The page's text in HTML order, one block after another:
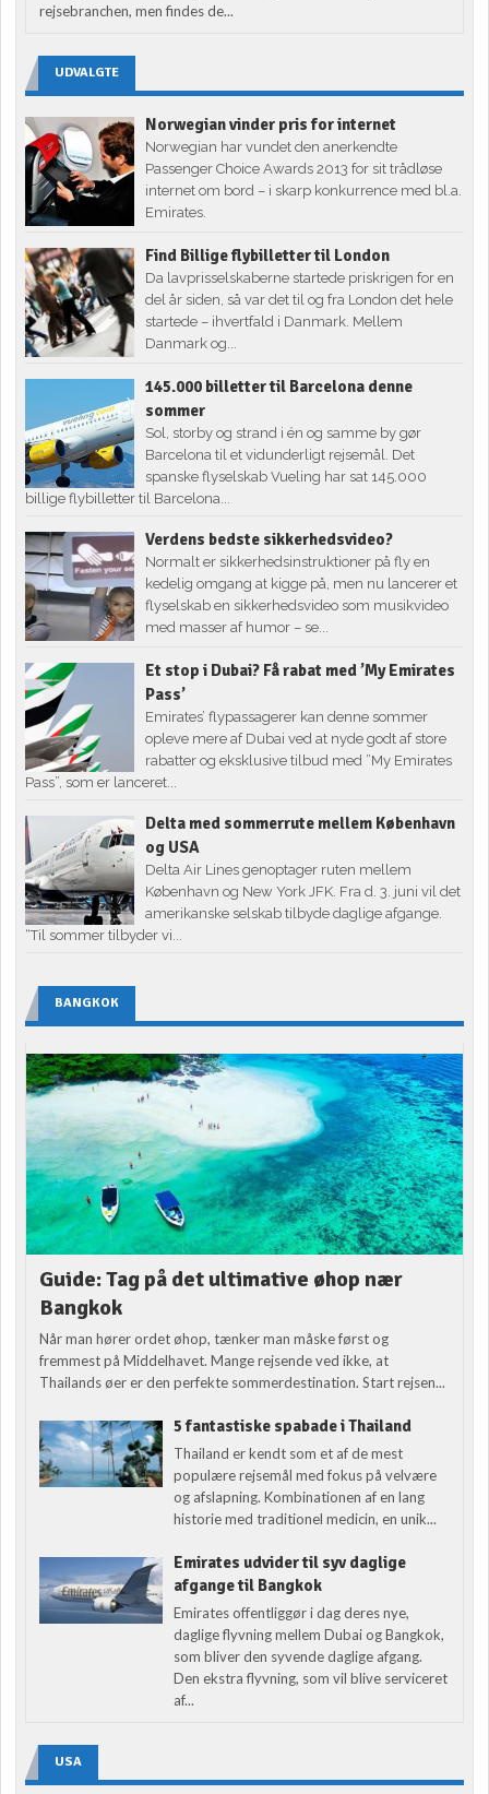
rejsebranchen, men findes de...
UDVALGTE
Norwegian vinder pris for internet
Norwegian har vundet den anerkendte
Passenger Choice Awards 2013 for sit trådløse
internet om bord – i skarp konkurrence med bl.a.
Emirates.
Find Billige flybilletter til London
Da lavprisselskaberne startede priskrigen for en
del år siden, så var det til og fra London det hele
startede – ihvertfald i Danmark. Mellem
Danmark og...
145.000 billetter til Barcelona denne
sommer
Sol, storby og strand i én og samme by gør
Barcelona til et vidunderligt rejsemål. Det
spanske flyselskab Vueling har sat 145.000
billige flybilletter til Barcelona...
Verdens bedste sikkerhedsvideo?
Normalt er sikkerhedsinstruktioner på fly en
kedelig omgang at kigge på, men nu lancerer et
flyselskab en sikkerhedsvideo som musikvideo
med masser af humor – se...
Et stop i Dubai? Få rabat med ’My Emirates
Pass’
Emirates’ flypassagerer kan denne sommer
opleve mere af Dubai ved at nyde godt af store
rabatter og eksklusive tilbud med ”My Emirates
Pass”, som er lanceret...
Delta med sommerrute mellem København
og USA
Delta Air Lines genoptager ruten mellem
København og New York JFK. Fra d. 3. juni vil det
amerikanske selskab tilbyde daglige afgange.
“Til sommer tilbyder vi...
BANGKOK
Guide: Tag på det ultimative øhop nær
Bangkok
Når man hører ordet øhop, tænker man måske først og
fremmest på Middelhavet. Mange rejsende ved ikke, at
Thailands øer er den perfekte sommerdestination. Start rejsen...
5 fantastiske spabade i Thailand
Thailand er kendt som et af de mest
populære rejsemål med fokus på velvære
og afslapning. Kombinationen af en lang
historie med traditionel medicin, en unik...
Emirates udvider til syv daglige
afgange til Bangkok
Emirates offentliggør i dag deres nye,
daglige flyvning mellem Dubai og Bangkok,
som bliver den syvende daglige afgang.
Den ekstra flyvning, som vil blive serviceret
af...
USA